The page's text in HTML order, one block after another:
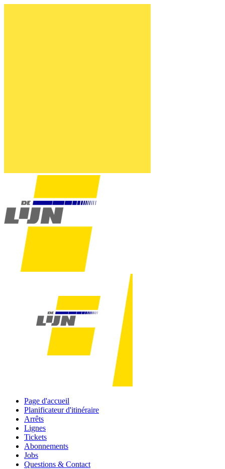
Page d'accueil
Planificateur d'itinéraire
Arrêts
Lignes
Tickets
Abonnements
Jobs
Questions & Contact